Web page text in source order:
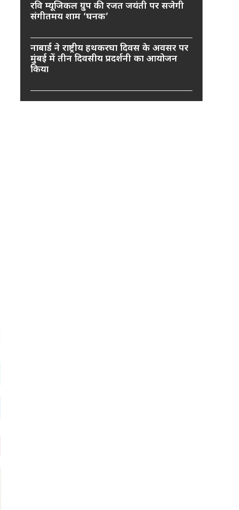
रवि म्यूजिकल ग्रुप की रजत जयंती पर सजेगी
संगीतमय शाम ‘घनक’
नाबार्ड ने राष्ट्रीय हथकरघा दिवस के अवसर पर
मुंबई में तीन दिवसीय प्रदर्शनी का आयोजन
किया